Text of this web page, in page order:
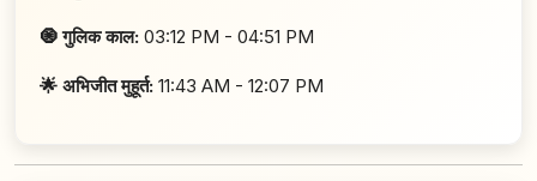
🧿 गुलिक काल: 03:12 PM - 04:51 PM
🌟 अभिजीत मुहूर्त: 11:43 AM - 12:07 PM